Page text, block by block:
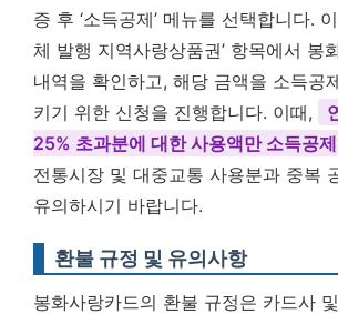
증 후 ‘소득공제’ 메뉴를 선택합니다.
체 발행 지역사랑상품권’ 항목에서 봉
내역을 확인하고, 해당 금액을 소득공
키기 위한 신청을 진행합니다. 이때,
25% 초과분에 대한 사용액만 소득공
전통시장 및 대중교통 사용분과 중복
유의하시기 바랍니다.
환불 규정 및 유의사항
봉화사랑카드의 환불 규정은 카드사